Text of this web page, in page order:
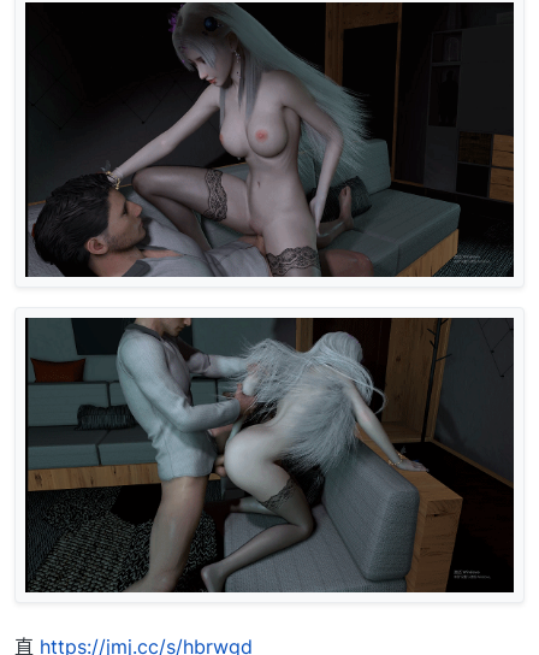
直 https://jmj.cc/s/hbrwgd